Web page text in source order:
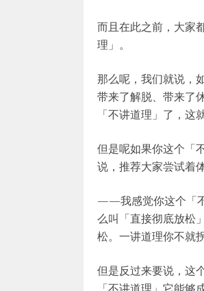
而且在此之前，大家
理」。
那么呢，我们就说，
带来了解脱、带来了
「不讲道理」了，这
但是呢如果你这个「
说，推荐大家尝试着
——我感觉你这个「
么叫「直接彻底放松
松。一讲道理你不就
但是反过来要说，这
「不讲道理」它能